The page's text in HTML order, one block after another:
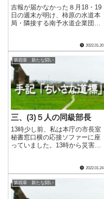
吉報が届かなかった８月18・19
日の週末が明け、柿原の水道本
局・隣接する南予水道企業団に
質検査を毎日続けているもの
する気配が見えないのです。そ
れどころか、逆.....
2022.01.20
第四章 新たな闘い
三、(3)５人の同級部長
13時少し前、私は本庁の市長室
秘書窓口横の応接ソファーに座
っていました。13時から災害復
のためにです。 会議に招集さ
害対策本部長の市長と災害対策
副本部長の副.....
2022.01.24
第四章 新たな闘い